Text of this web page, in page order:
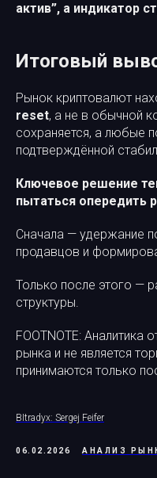
актив”, а индикатор
Итоговый
Рынок криптовалют
reset, а не в обычной
сохраняется, а любые
подтверждённой
Ключевое решение
пытаться опередить
Сначала — удержание
продавцов и
Только после этого —
структуры.
FOOTNOTE: Аналитика
рынка и не является
принимаются только
BItradyx: Sergej Feifer
06.02.2026 АНАЛИЗ